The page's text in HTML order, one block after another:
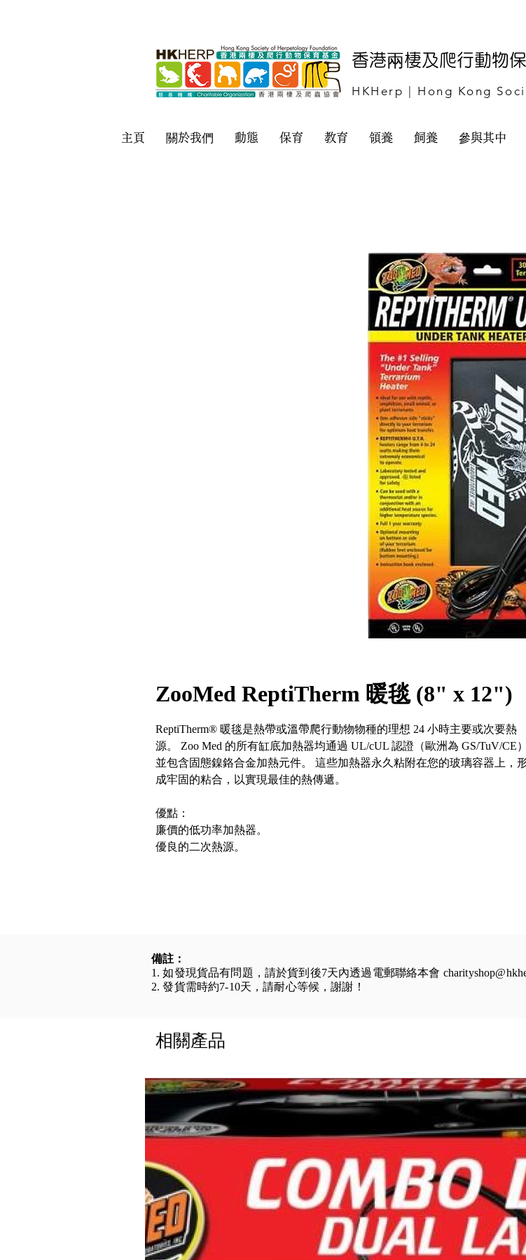
香港兩棲及爬行動物
HKHerp | Hong Kong
主頁 關於我們 動態 保育 教育 領養 飼養 參與其中
ZooMed ReptiTherm 暖毯 (8" x 12")
ReptiTherm® 暖毯是熱帶或溫帶爬行動物物種的理想 24 小時主要或次要熱
源。 Zoo Med 的所有缸底加熱器均通過 UL/cUL 認證（歐洲為 GS/TuV/CE）
並包含固態鎳鉻合金加熱元件。 這些加熱器永久粘附在您的玻璃容器上，
成牢固的粘合，以實現最佳的熱傳遞。
優點：
廉價的低功率加熱器。
優良的二次熱源。
備註：
1. 如發現貨品有問題，請於貨到後7天內透過電郵聯絡本會
2. 發貨需時約7-10天，請耐心等候，謝謝！
相關產品